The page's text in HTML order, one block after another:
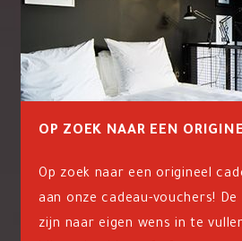
OP ZOEK NAAR EEN
Op zoek naar een origineel
aan onze cadeau-vouchers!
zijn naar eigen wens in te